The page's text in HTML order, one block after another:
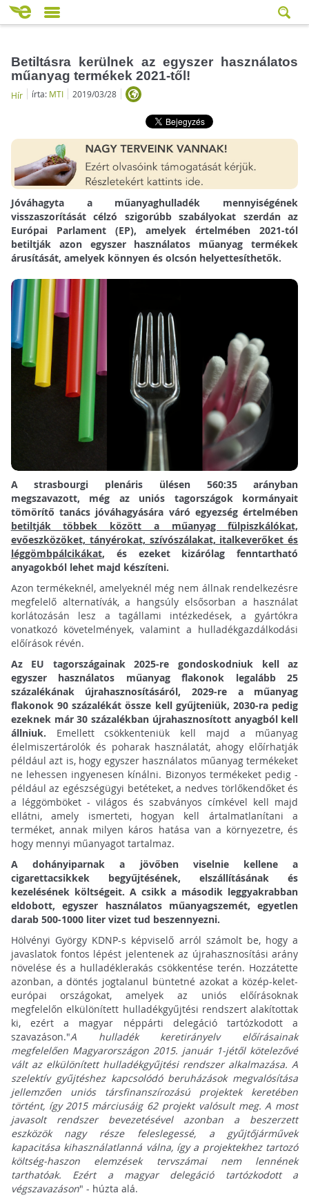
Betiltásra kerülnek az egyszer használatos
műanyag termékek 2021-től!
Hír írta: MTI 2019/03/28
Jóváhagyta a műanyaghulladék mennyiségének
visszaszorítását célzó szigorúbb szabályokat szerdán az
Európai Parlament (EP), amelyek értelmében 2021-tól
betiltják azon egyszer használatos műanyag termékek
árusítását, amelyek könnyen és olcsón helyettesíthetők.
A strasbourgi plenáris ülésen 560:35 arányban
megszavazott, még az uniós tagországok kormányait
tömörítő tanács jóváhagyására váró egyezség értelmében
betiltják többek között a műanyag fülpiszkálókat,
evőeszközöket, tányérokat, szívószálakat, italkeverőket és
léggömbpálcikákat, és ezeket kizárólag fenntartható
anyagokból lehet majd készíteni.
Azon termékeknél, amelyeknél még nem állnak rendelkezésre
megfelelő alternatívák, a hangsúly elsősorban a használat
korlátozásán lesz a tagállami intézkedések, a gyártókra
vonatkozó követelmények, valamint a hulladékgazdálkodási
előírások révén.
Az EU tagországainak 2025-re gondoskodniuk kell az
egyszer használatos műanyag flakonok legalább 25
százalékának újrahasznosításáról, 2029-re a műanyag
flakonok 90 százalékát össze kell gyűjteniük, 2030-ra pedig
ezeknek már 30 százalékban újrahasznosított anyagból kell
állniuk. Emellett csökkenteniük kell majd a műanyag
élelmiszertárolók és poharak használatát, ahogy előírhatják
például azt is, hogy egyszer használatos műanyag termékeket
ne lehessen ingyenesen kínálni. Bizonyos termékeket pedig -
például az egészségügyi betéteket, a nedves törlőkendőket és
a léggömböket - világos és szabványos címkével kell majd
ellátni, amely ismerteti, hogyan kell ártalmatlanítani a
terméket, annak milyen káros hatása van a környezetre, és
hogy mennyi műanyagot tartalmaz.
A dohányiparnak a jövőben viselnie kellene a
cigarettacsikkek begyűjtésének, elszállításának és
kezelésének költségeit. A csikk a második leggyakrabban
eldobott, egyszer használatos műanyagszemét, egyetlen
darab 500-1000 liter vizet tud beszennyezni.
Hölvényi György KDNP-s képviselő arról számolt be, hogy a
javaslatok fontos lépést jelentenek az újrahasznosítási arány
növelése és a hulladéklerakás csökkentése terén. Hozzátette
azonban, a döntés jogtalanul büntetné azokat a közép-kelet-
európai országokat, amelyek az uniós előírásoknak
megfelelőn elkülönített hulladékgyűjtési rendszert alakítottak
ki, ezért a magyar néppárti delegáció tartózkodott a
szavazáson."A hulladék keretirányelv előírásainak
megfelelően Magyarországon 2015. január 1-jétől kötelezővé
vált az elkülönített hulladékgyűjtési rendszer alkalmazása. A
szelektív gyűjtéshez kapcsolódó beruházások megvalósítása
jellemzően uniós társfinanszírozású projektek keretében
történt, így 2015 márciusáig 62 projekt valósult meg. A most
javasolt rendszer bevezetésével azonban a beszerzett
eszközök nagy része feleslegessé, a gyűjtőjárművek
kapacitása kihasználatlanná válna, így a projektekhez tartozó
költség-haszon elemzések tervszámai nem lennének
tarthatóak. Ezért a magyar delegáció tartózkodott a
végszavazáson" - húzta alá.